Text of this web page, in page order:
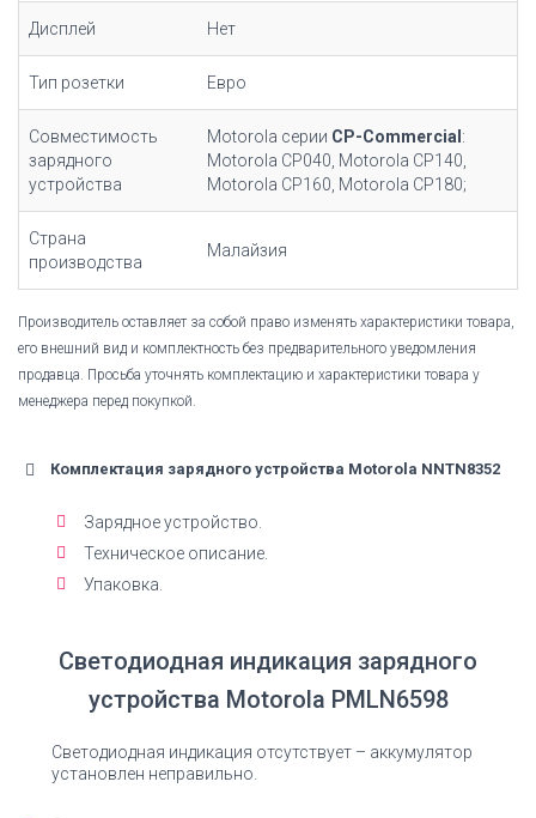
Дисплей Нет
Тип розетки Евро
Совместимость
зарядного
устройства
Motorola серии CP-Commercial:
Motorola CP040, Motorola CP140,
Motorola CP160, Motorola CP180;
Страна
производства
Малайзия
Производитель оставляет за собой право изменять характеристики товара,
его внешний вид и комплектность без предварительного уведомления
продавца. Просьба уточнять комплектацию и характеристики товара у
менеджера перед покупкой.
Комплектация зарядного устройства Motorola NNTN8352
Зарядное устройство.
Техническое описание.
Упаковка.
Светодиодная индикация зарядного
устройства Motorola PMLN6598
Светодиодная индикация отсутствует – аккумулятор
установлен неправильно.